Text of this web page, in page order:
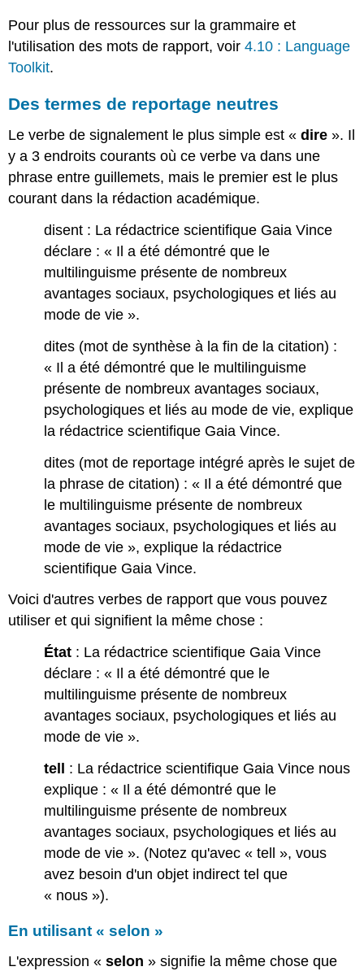
Pour plus de ressources sur la grammaire et
l'utilisation des mots de rapport, voir4.10 : Language
Toolkit.
Des termes de reportage neutres
Le verbe de signalement le plus simple est «dire ». Il
y a 3 endroits courants où ce verbe va dans une
phrase entre guillemets, mais le premier est le plus
courant dans la rédaction académique.
disent : La rédactrice scientifique Gaia Vince
déclare : « Il a été démontré que le
multilinguisme présente de nombreux
avantages sociaux, psychologiques et liés au
mode de vie ».
dites (mot de synthèse à la fin de la citation) :
« Il a été démontré que le multilinguisme
présente de nombreux avantages sociaux,
psychologiques et liés au mode de vie, explique
la rédactrice scientifique Gaia Vince.
dites (mot de reportage intégré après le sujet de
la phrase de citation) : « Il a été démontré que
le multilinguisme présente de nombreux
avantages sociaux, psychologiques et liés au
mode de vie », explique la rédactrice
scientifique Gaia Vince.
Voici d'autres verbes de rapport que vous pouvez
utiliser et qui signifient la même chose :
État : La rédactrice scientifique Gaia Vince
déclare : « Il a été démontré que le
multilinguisme présente de nombreux
avantages sociaux, psychologiques et liés au
mode de vie ».
tell
: La rédactrice scientifique Gaia Vince nous
explique : « Il a été démontré que le
multilinguisme présente de nombreux
avantages sociaux, psychologiques et liés au
mode de vie ». (Notez qu'avec « tell », vous
avez besoin d'un objet indirect tel que
« nous »).
En utilisant « selon »
L'expression «selon » signifie la même chose que